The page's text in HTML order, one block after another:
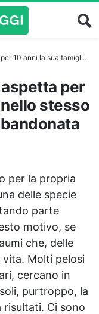
stesso posto in cui l’hanno abbandonata
per
stesso
per la propria
delle specie
parte
motivo, se
che, delle
Molti pelosi
cercano in
purtroppo, la
Ci sono